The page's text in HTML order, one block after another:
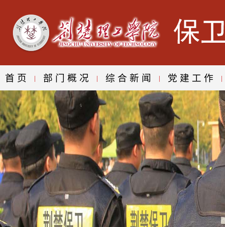
首页 | 部门概况 | 综合新闻 | 党建工作 |